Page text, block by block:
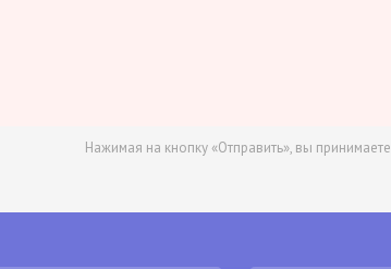
Нажимая на кнопку «Отправить», вы принимаете